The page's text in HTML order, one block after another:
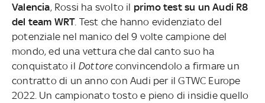
Valencia, Rossi ha svolto il primo test su un Audi R8
del team WRT. Test che hanno evidenziato del
potenziale nel manico del 9 volte campione del
mondo, ed una vettura che dal canto suo ha
conquistato il Dottore convincendolo a firmare un
contratto di un anno con Audi per il GTWC Europe
2022. Un campionato tosto e pieno di insidie quello